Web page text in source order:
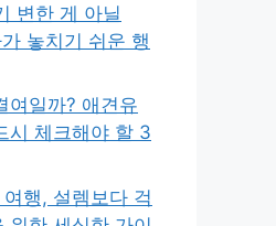
변한 게 아닐
놓치기 쉬운 행
여일까? 애견유
시 체크해야 할 3
행, 설렘보다 걱